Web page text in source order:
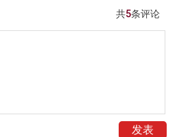
共5条评论